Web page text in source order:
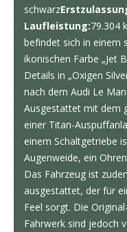
schwarz
Laufleistung:79.304
befindet sich in einem
ikonischen Farbe „Jet
Details in „Oxigen
nach dem Audi Le
Ausgestattet mit dem
einer Titan-
einem Schaltgetriebe
Augenweide, ein
Das Fahrzeug ist
ausgestattet, der für
Feel sorgt. Die
Fahrwerk sind jedoch